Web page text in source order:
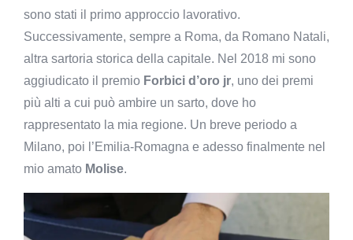
sono stati il primo approccio lavorativo.
Successivamente, sempre a Roma, da Romano Natali,
altra sartoria storica della capitale. Nel 2018 mi sono
aggiudicato il premio Forbici d’oro jr, uno dei premi
più alti a cui può ambire un sarto, dove ho
rappresentato la mia regione. Un breve periodo a
Milano, poi l’Emilia-Romagna e adesso finalmente nel
mio amato Molise.